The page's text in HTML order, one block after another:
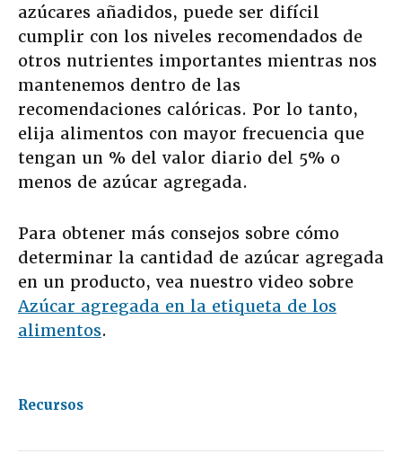
azúcares añadidos, puede ser difícil
cumplir con los niveles recomendados de
otros nutrientes importantes mientras nos
mantenemos dentro de las
recomendaciones calóricas. Por lo tanto,
elija alimentos con mayor frecuencia que
tengan un % del valor diario del 5% o
menos de azúcar agregada.
Para obtener más consejos sobre cómo
determinar la cantidad de azúcar agregada
en un producto, vea nuestro video sobre
Azúcar agregada en la etiqueta de los
alimentos.
Recursos